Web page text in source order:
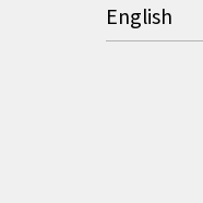
English